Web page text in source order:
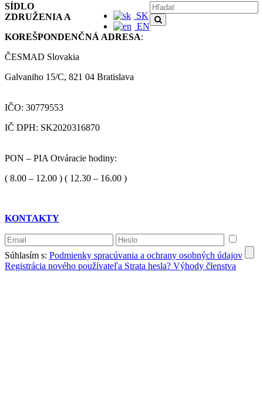
SK
EN
SÍDLO
ZDRUŽENIA A
KOREŠPONDENČNÁ ADRESA:
ČESMAD Slovakia
Galvaniho 15/C, 821 04 Bratislava
IČO: 30779553
IČ DPH: SK2020316870
PON – PIA Otváracie hodiny:
( 8.00 – 12.00 ) ( 12.30 – 16.00 )
KONTAKTY
Súhlasím s: Podmienky spracúvania a ochrany osobných údajov
Registrácia nového používateľa Strata hesla? Výhody členstva